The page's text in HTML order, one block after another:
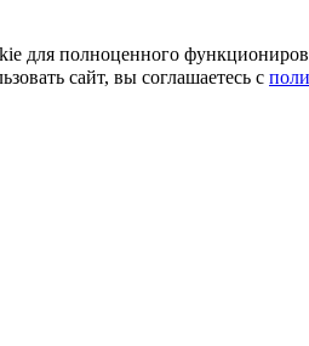
для полноценного
сайт, вы соглашаетесь с